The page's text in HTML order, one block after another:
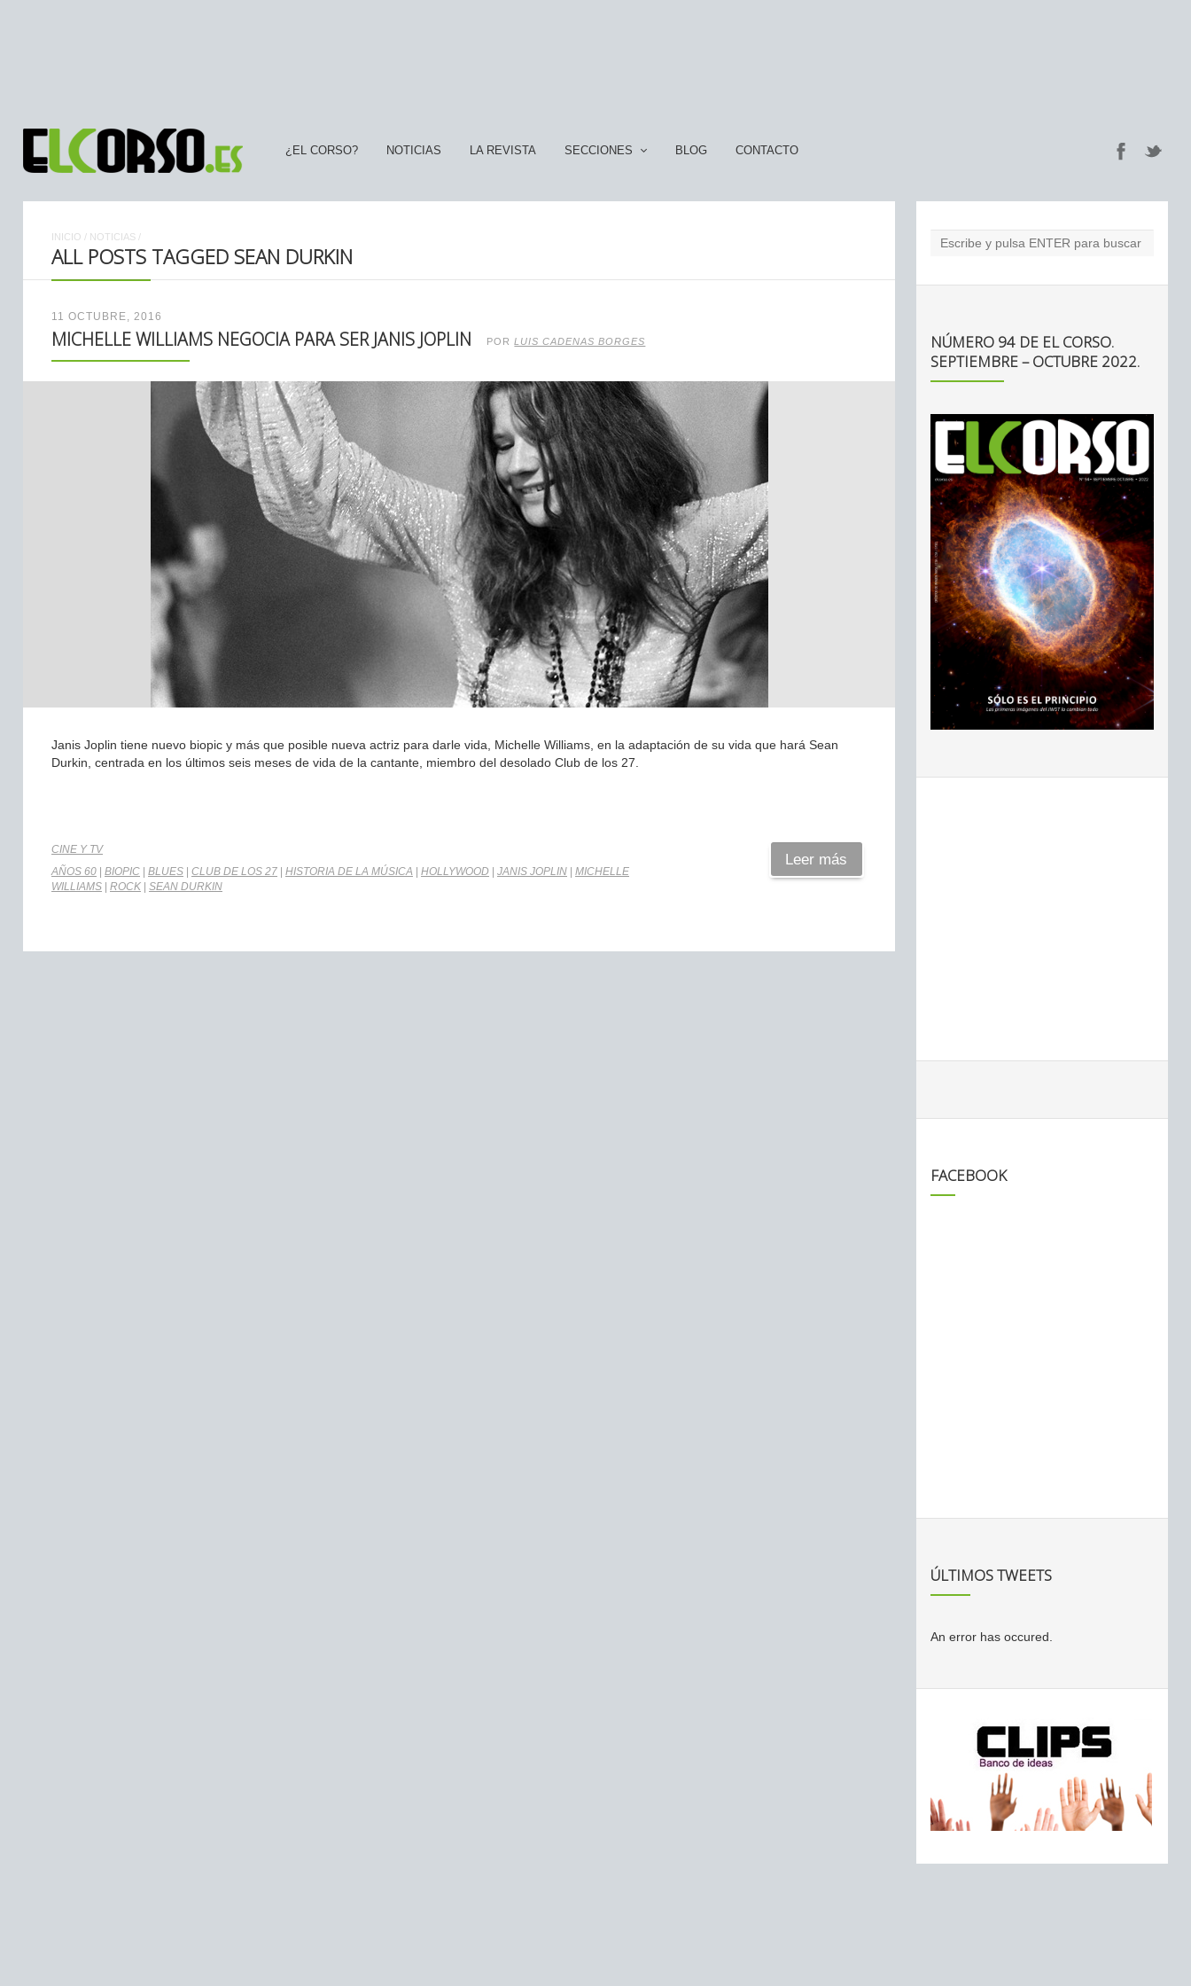
¿EL CORSO? NOTICIAS LA REVISTA SECCIONES BLOG CONTACTO
INICIO / NOTICIAS /
ALL POSTS TAGGED SEAN DURKIN
11 OCTUBRE, 2016
MICHELLE WILLIAMS NEGOCIA PARA SER JANIS JOPLIN PORLUIS CADENAS BORGES
Janis Joplin tiene nuevo biopic y más que posible nueva actriz para darle vida, Michelle Williams, en la adaptación de su vida que hará Sean
Durkin, centrada en los últimos seis meses de vida de la cantante, miembro del desolado Club de los 27.
CINE Y TV
AÑOS 60
BIOPIC BLUES CLUB DE LOS 27 HISTORIA DE LA MÚSICA HOLLYWOOD JANIS JOPLIN
MICHELLE
WILLIAMS
ROCK SEAN DURKIN
Leer más
NÚMERO 94 DE EL CORSO.
SEPTIEMBRE – OCTUBRE 2022.
FACEBOOK
ÚLTIMOS TWEETS
An error has occured.